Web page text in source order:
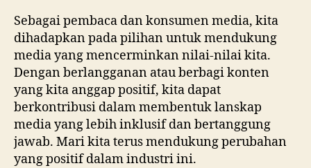
Sebagai pembaca dan konsumen media, kita
dihadapkan pada pilihan untuk mendukung
media yang mencerminkan nilai-nilai kita.
Dengan berlangganan atau berbagi konten
yang kita anggap positif, kita dapat
berkontribusi dalam membentuk lanskap
media yang lebih inklusif dan bertanggung
jawab. Mari kita terus mendukung perubahan
yang positif dalam industri ini.